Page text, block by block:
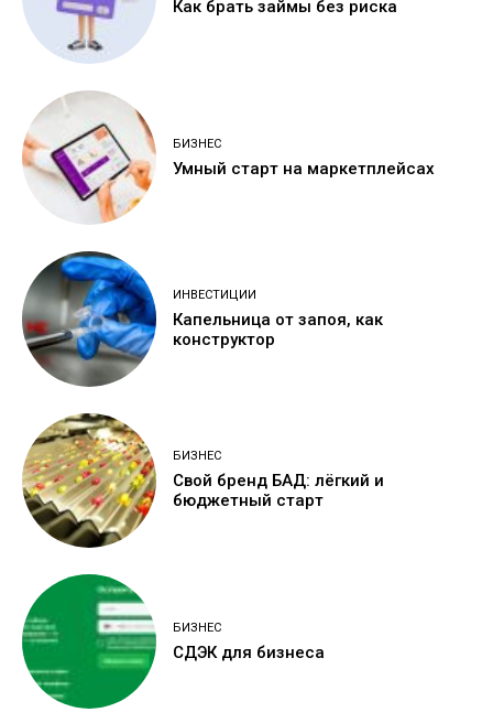
Как брать займы без риска
БИЗНЕС
Умный старт на маркетплейсах
ИНВЕСТИЦИИ
Капельница от запоя, как
конструктор
БИЗНЕС
Свой бренд БАД: лёгкий и
бюджетный старт
БИЗНЕС
СДЭК для бизнеса